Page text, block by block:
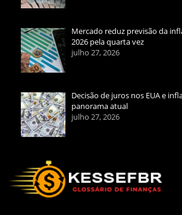
Mercado reduz previsão da
2026 pela quarta vez
julho 27, 2026
Decisão de juros nos EUA e
panorama atual
julho 27, 2026